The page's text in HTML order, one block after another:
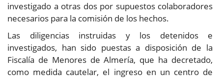
investigado a otras dos por supuestos colaboradores
necesarios para la comisión de los hechos.
Las diligencias instruidas y los detenidos e
investigados, han sido puestas a disposición de la
Fiscalía de Menores de Almería, que ha decretado,
como medida cautelar, el ingreso en un centro de